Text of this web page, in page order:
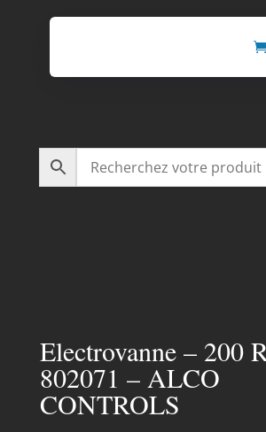
Electrovanne – 200
802071 – ALCO
CONTROLS